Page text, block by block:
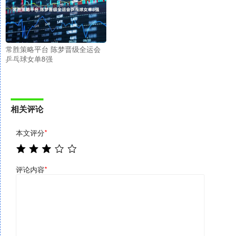
常胜策略平台 陈梦晋级全运会
乒乓球女单8强
相关评论
本文评分*
评论内容*